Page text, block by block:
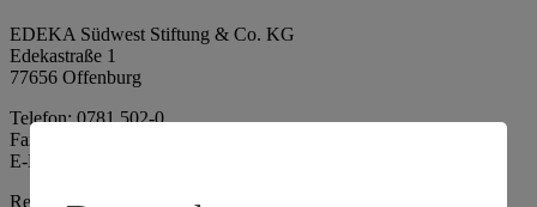
EDEKA Südwest Stiftung & Co. KG
Edekastraße 1
77656 Offenburg
Telefon: 0781 502-0
Fax: 0781 502-6180
E-Mail: kundenservice@edeka-suedwest.de
Registergericht: Amtsgericht Freiburg i.B.